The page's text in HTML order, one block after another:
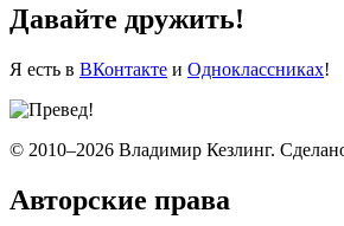
Давайте дружить!
Я есть в ВКонтакте и Одноклассниках!
© 2010–2026 Владимир Кезлинг.
Авторские права